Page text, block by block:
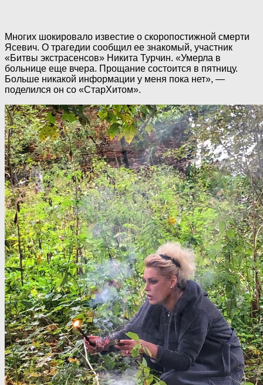
Многих шокировало известие о скоропостижной смерти
Ясевич. О трагедии сообщил ее знакомый, участник
«Битвы экстрасенсов» Никита Турчин. «Умерла в
больнице еще вчера. Прощание состоится в пятницу.
Больше никакой информации у меня пока нет», —
поделился он со «СтарХитом».